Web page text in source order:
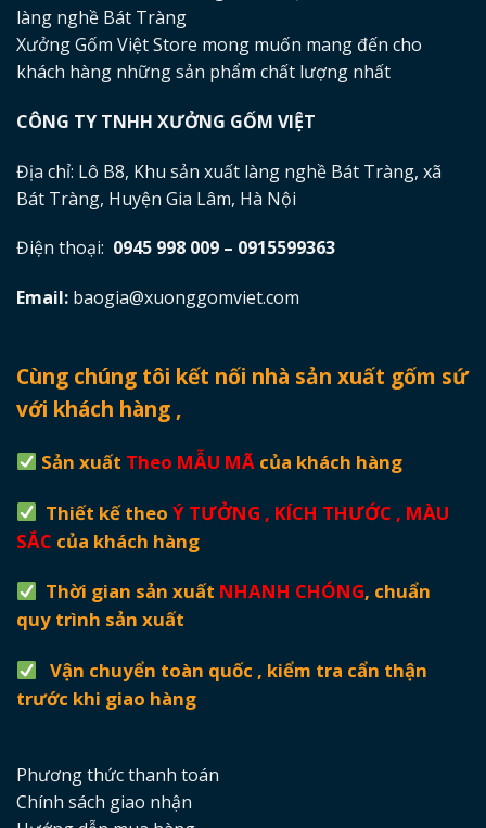
làng nghề Bát Tràng
Xưởng Gốm Việt Store mong muốn mang đến cho
khách hàng những sản phẩm chất lượng nhất
CÔNG TY TNHH XƯỞNG GỐM VIỆT
Địa chỉ: Lô B8, Khu sản xuất làng nghề Bát Tràng, xã
Bát Tràng, Huyện Gia Lâm, Hà Nội
Điện thoại: 0945 998 009 – 0915599363
Email: baogia@xuonggomviet.com
Cùng chúng tôi kết nối nhà sản xuất gốm sứ
với khách hàng ,
Sản xuất Theo MẪU MÃ của khách hàng
Thiết kế theoÝ TƯỞNG , KÍCH THƯỚC , MÀU
SẮC của khách hàng
Thời gian sản xuất NHANH CHÓNG, chuẩn
quy trình sản xuất
Vận chuyển toàn quốc , kiểm tra cẩn thận
trước khi giao hàng
Phương thức thanh toán
Chính sách giao nhận